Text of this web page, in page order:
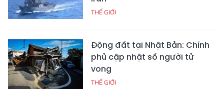
THẾ GIỚI
Động đất tại Nhật Bản: Chính
phủ cập nhật số người tử
vong
THẾ GIỚI